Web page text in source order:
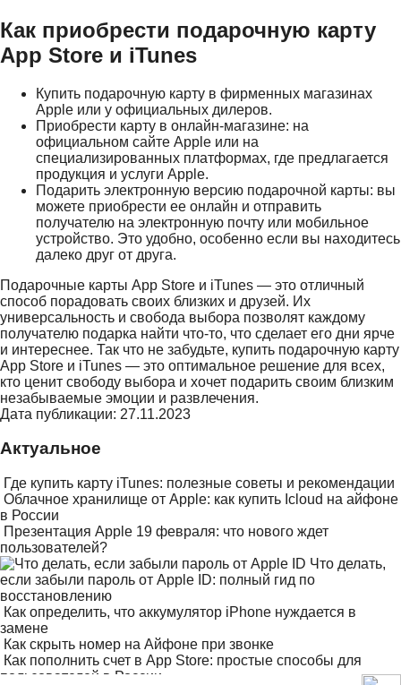
Как приобрести подарочную карту
App Store и iTunes
Купить подарочную карту в фирменных магазинах
Apple или у официальных дилеров.
Приобрести карту в онлайн-магазине: на
официальном сайте Apple или на
специализированных платформах, где предлагается
продукция и услуги Apple.
Подарить электронную версию подарочной карты: вы
можете приобрести ее онлайн и отправить
получателю на электронную почту или мобильное
устройство. Это удобно, особенно если вы находитесь
далеко друг от друга.
Подарочные карты App Store и iTunes — это отличный
способ порадовать своих близких и друзей. Их
универсальность и свобода выбора позволят каждому
получателю подарка найти что-то, что сделает его дни ярче
и интереснее. Так что не забудьте, купить подарочную карту
App Store и iTunes — это оптимальное решение для всех,
кто ценит свободу выбора и хочет подарить своим близким
незабываемые эмоции и развлечения.
Дата публикации: 27.11.2023
Актуальное
Где купить карту iTunes: полезные советы и рекомендации
Облачное хранилище от Apple: как купить Icloud на айфоне
в России
Презентация Apple 19 февраля: что нового ждет
пользователей?
Что делать,
если забыли пароль от Apple ID: полный гид по
восстановлению
Как определить, что аккумулятор iPhone нуждается в
замене
Как скрыть номер на Айфоне при звонке
Как пополнить счет в App Store: простые способы для
пользователей в России